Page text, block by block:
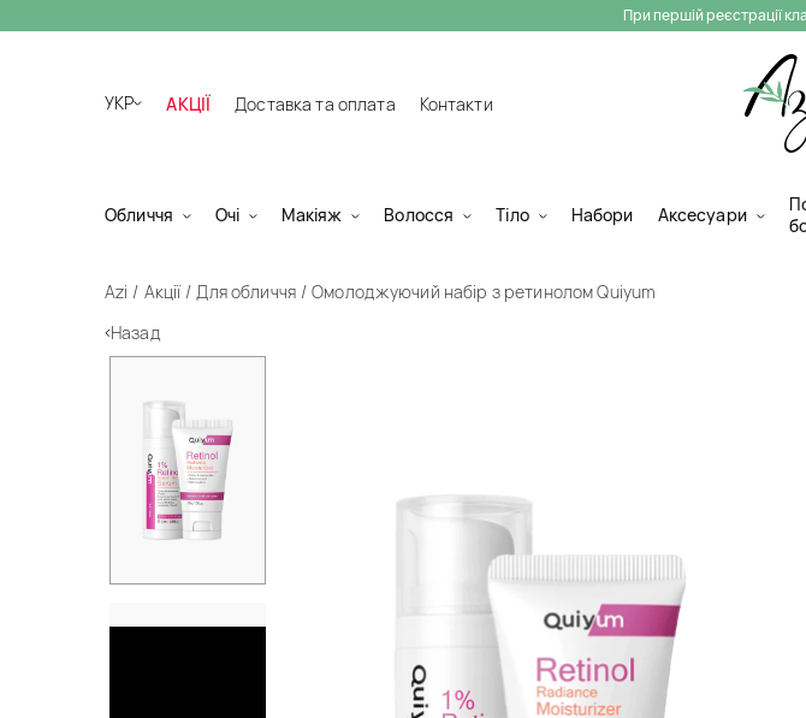
При першій реєстрації
УКР АКЦІЇ Доставка та оплата Контакти
Обличчя Очі Макіяж Волосся Тіло Набори Аксесуари
Azi Акції Для обличчя
Омолоджуючий набір з ретинолом Quiyum
Назад